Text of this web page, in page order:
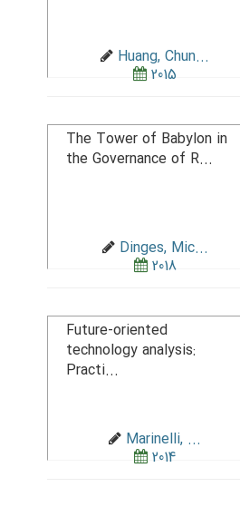
Huang, Chun...
2015
The Tower of Babylon in
the Governance of R...
Dinges, Mic...
2018
Future-oriented
technology analysis:
Practi...
Marinelli, ...
2014